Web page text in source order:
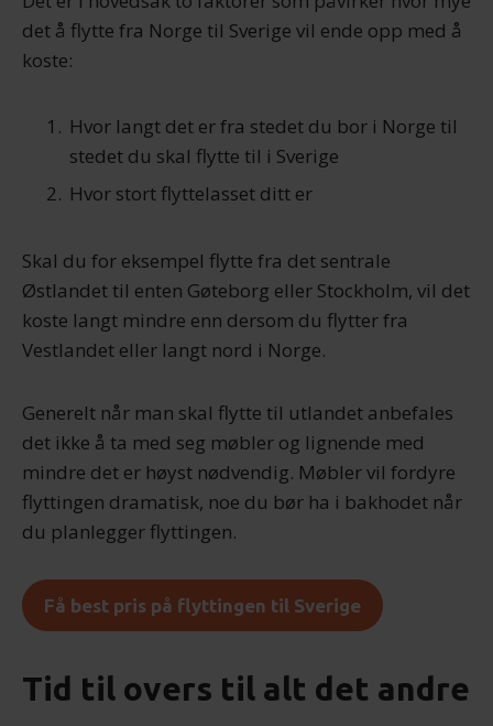
det å flytte fra Norge til Sverige vil ende opp med å
koste:
Hvor langt det er fra stedet du bor i Norge til
stedet du skal flytte til i Sverige
Hvor stort flyttelasset ditt er
Skal du for eksempel flytte fra det sentrale
Østlandet til enten Gøteborg eller Stockholm, vil det
koste langt mindre enn dersom du flytter fra
Vestlandet eller langt nord i Norge.
Generelt når man skal flytte til utlandet anbefales
det ikke å ta med seg møbler og lignende med
mindre det er høyst nødvendig. Møbler vil fordyre
flyttingen dramatisk, noe du bør ha i bakhodet når
du planlegger flyttingen.
Få best pris på flyttingen til Sverige
Tid til overs til alt det andre